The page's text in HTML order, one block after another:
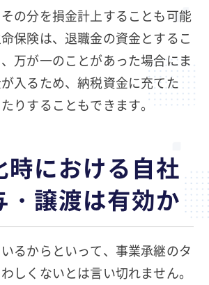
の分を損金計上することも可能
保険は、退職金の資金とするこ
万が一のことがあった場合にま
入るため、納税資金に充てた
りすることもできます。
時における自社
・譲渡は有効か
るからといって、事業承継のタ
しくないとは言い切れません。